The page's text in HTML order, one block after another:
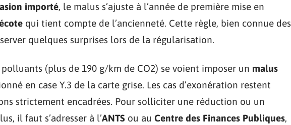
importé, le malus s’ajuste à l’année de première mise en
qui tient compte de l’ancienneté. Cette règle, bien connue des
quelques surprises lors de la régularisation.
(plus de 190 g/km de CO2) se voient imposer un malus
en case Y.3 de la carte grise. Les cas d’exonération restent
strictement encadrées. Pour solliciter une réduction ou un
il faut s’adresser à l’ANTS ou au Centre des Finances Publiques,